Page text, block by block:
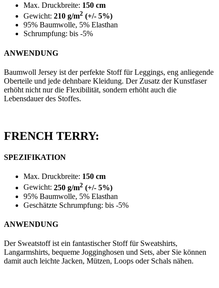
Max. Druckbreite: 150 cm
Gewicht: 210 g/m2 (+/- 5%)
95% Baumwolle, 5% Elasthan
Schrumpfung: bis -5%
ANWENDUNG
Baumwoll Jersey ist der perfekte Stoff für Leggings, eng anliegende
Oberteile und jede dehnbare Kleidung. Der Zusatz der Kunstfaser
erhöht nicht nur die Flexibilität, sondern erhöht auch die
Lebensdauer des Stoffes.
FRENCH TERRY:
SPEZIFIKATION
Max. Druckbreite: 150 cm
Gewicht: 250 g/m2 (+/- 5%)
95% Baumwolle, 5% Elasthan
Geschätzte Schrumpfung: bis -5%
ANWENDUNG
Der Sweatstoff ist ein fantastischer Stoff für Sweatshirts,
Langarmshirts, bequeme Jogginghosen und Sets, aber Sie können
damit auch leichte Jacken, Mützen, Loops oder Schals nähen.